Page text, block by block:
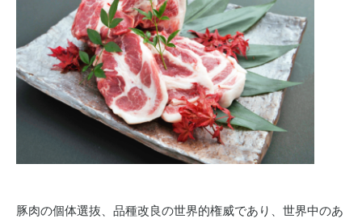
豚肉の個体選抜、品種改良の世界的権威であり、世界中のあ